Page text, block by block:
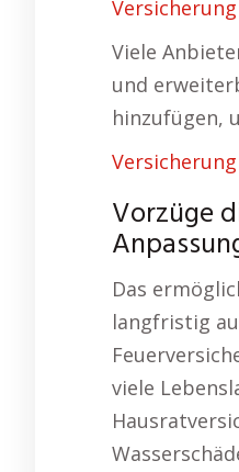
Viele
und
hinzufügen,
Vorzüge
Das
langfristig
viele